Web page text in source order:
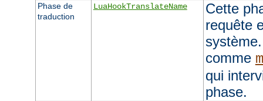
Phase de
traduction
LuaHookTranslateName
Cette
requête
comme
qui
phase.